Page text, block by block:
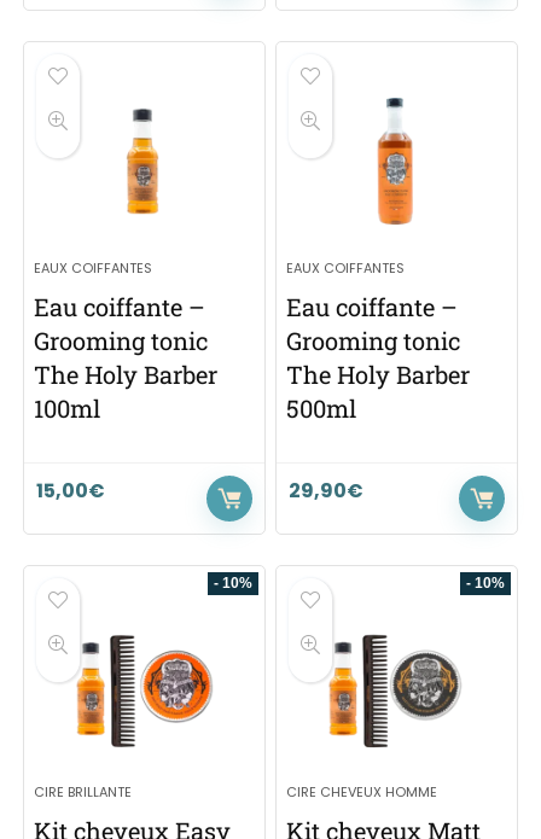
EAUX COIFFANTES
Eau coiffante –
Grooming tonic
The Holy Barber
100ml
15,00€
EAUX COIFFANTES
Eau coiffante –
Grooming tonic
The Holy Barber
500ml
29,90€
- 10%
CIRE BRILLANTE
Kit cheveux Easy
- 10%
CIRE CHEVEUX HOMME
Kit cheveux Matt